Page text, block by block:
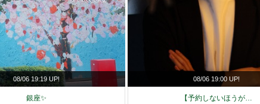
08/06 19:19 UP!
銀座✨
08/06 19:00 UP!
【予約しないほうが…